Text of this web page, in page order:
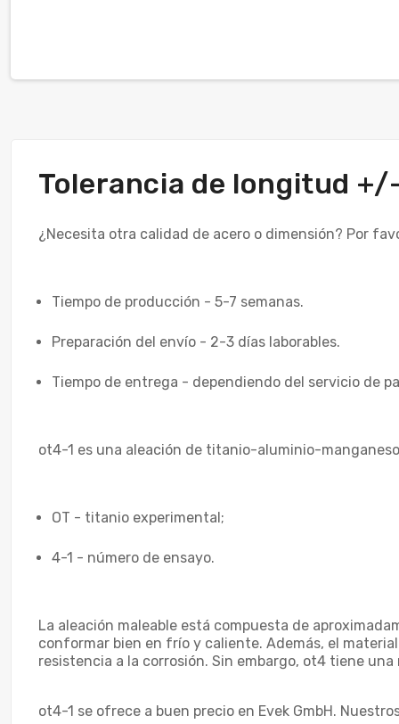
Tolerancia de longitud
¿Necesita otra calidad de acero o dimensión? Por
Tiempo de producción - 5-7 semanas.
Preparación del envío - 2-3 días laborables.
Tiempo de entrega - dependiendo del servicio de
ot4-1 es una aleación de titanio-aluminio-
OT - titanio experimental;
4-1 - número de ensayo.
La aleación maleable está compuesta de
conformar bien en frío y caliente. Además, el
resistencia a la corrosión. Sin embargo, ot4 tiene
ot4-1 se ofrece a buen precio en Evek GmbH.